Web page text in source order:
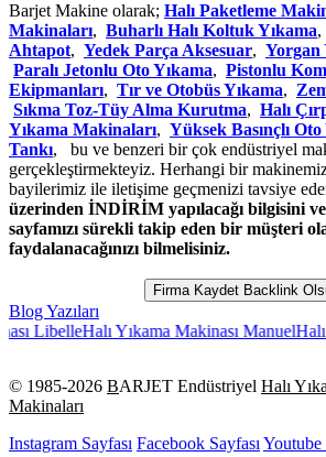
Barjet Makine olarak; Halı Paketleme
Makinaları, Buharlı Halı Koltuk Yıkama,
Ahtapot, Yedek Parça Aksesuar, Yorgan
Paralı Jetonlu Oto Yıkama, Pistonlu
Ekipmanları, Tır ve Otobüs Yıkama,
Sıkma Toz-Tüy Alma Kurutma, Halı
Yıkama Makinaları, Yüksek Basınçlı Oto
Tankı, bu ve benzeri bir çok endüstriyel
gerçekleştirmekteyiz. Herhangi bir
bayilerimiz ile iletişime geçmenizi tavsiye
üzerinden İNDİRİM yapılacağı bilgisini
sayfamızı sürekli takip eden bir müşteri
faydalanacağınızı bilmelisiniz.
Firma Kaydet Backlink
Blog Yazıları
LibelleHalı Yıkama Makinası ManuelHalı
© 1985-2026 BARJET Endüstriyel Halı
Makinaları
Instagram Sayfası Facebook SayfasıYoutube